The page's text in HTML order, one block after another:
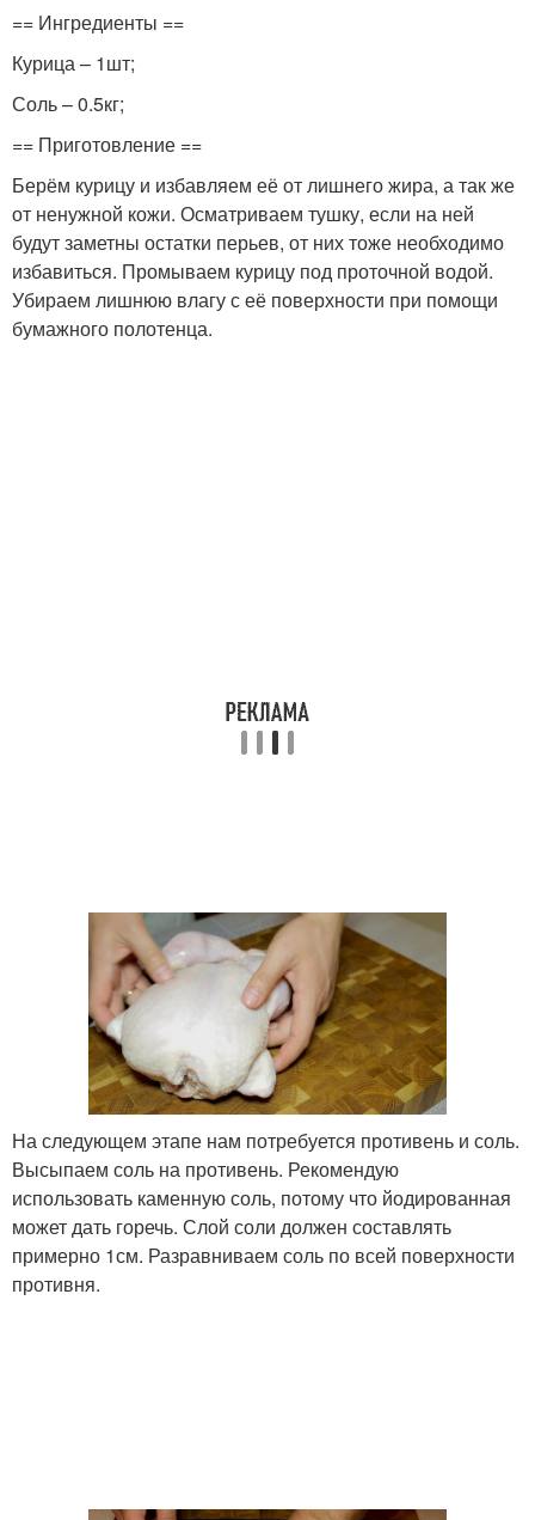
== Ингредиенты ==
Курица – 1шт;
Соль – 0.5кг;
== Приготовление ==
Берём курицу и избавляем её от лишнего жира, а так же
от ненужной кожи. Осматриваем тушку, если на ней
будут заметны остатки перьев, от них тоже необходимо
избавиться. Промываем курицу под проточной водой.
Убираем лишнюю влагу с её поверхности при помощи
бумажного полотенца.
На следующем этапе нам потребуется противень и соль.
Высыпаем соль на противень. Рекомендую
использовать каменную соль, потому что йодированная
может дать горечь. Слой соли должен составлять
примерно 1см. Разравниваем соль по всей поверхности
противня.